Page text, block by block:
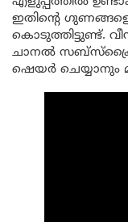
ഇതിന്റെ
കൊടുത്തിട്ടുണ്ട്.
ചാനൽ
ഷെയർ ചെയ്യാനും